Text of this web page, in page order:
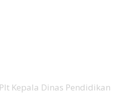
Kepala Dinas Pendidikan